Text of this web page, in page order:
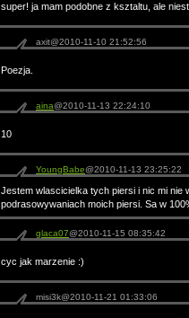
super! ja mam podobne z ksztaltu, ale
axit@2010-11-10 21:52:56
Poezja.
aina@2010-11-13 22:24:10
10
YoungBabe@2010-11-13 23:25:22
Jestem wlascicielka tych piersi i nic mi nie
podrasowywaniach moich piersi. Sa w
glaca07@2010-11-15 08:35:42
cyc jak marzenie :)
misi3k@2010-11-21 01:33:06